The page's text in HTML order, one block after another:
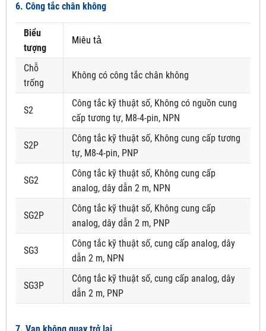
6. Công tắc chân không
Biểu
tượng
Miêu tả
Chỗ
trống
Không có công tắc chân không
S2
Công tắc kỹ thuật số, Không có nguồn cung
cấp tương tự, M8-4-pin, NPN
S2P
Công tắc kỹ thuật số, Không cung cấp tương
tự, M8-4-pin, PNP
SG2
Công tắc kỹ thuật số, Không cung cấp
analog, dây dẫn 2 m, NPN
SG2P
Công tắc kỹ thuật số, Không cung cấp
analog, dây dẫn 2 m, PNP
SG3
Công tắc kỹ thuật số, cung cấp analog, dây
dẫn 2 m, NPN
SG3P
Công tắc kỹ thuật số, cung cấp analog, dây
dẫn 2 m, PNP